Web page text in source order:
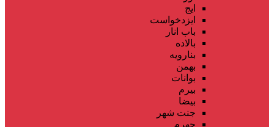
ایج
ایزدخواست
باب انار
بالاده
بنارویه
بهمن
بوانات
بیرم
بیضا
جنت شهر
جهرم